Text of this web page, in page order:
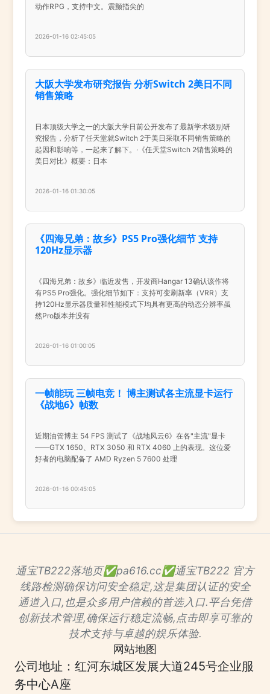
动作RPG，支持中文。震颤指尖的
2026-01-16 02:45:05
大阪大学发布研究报告 分析Switch 2美日不同
销售策略
日本顶级大学之一的大阪大学日前公开发布了最新学术级别研
究报告，分析了任天堂就Switch 2于美日采取不同销售策略的
起因和影响等，一起来了解下。·《任天堂Switch 2销售策略的
美日对比》概要：日本
2026-01-16 01:30:05
《四海兄弟：故乡》PS5 Pro强化细节 支持
120Hz显示器
《四海兄弟：故乡》临近发售，开发商Hangar 13确认该作将
有PS5 Pro强化。强化细节如下：支持可变刷新率（VRR）支
持120Hz显示器质量和性能模式下均具有更高的动态分辨率虽
然Pro版本并没有
2026-01-16 01:00:05
一帧能玩 三帧电竞！ 博主测试各主流显卡运行
《战地6》帧数
近期油管博主 54 FPS 测试了《战地风云6》在各"主流"显卡
——GTX 1650、RTX 3050 和 RTX 4060 上的表现。这位爱
好者的电脑配备了 AMD Ryzen 5 7600 处理
2026-01-16 00:45:05
通宝TB222落地页✅pa616.cc✅通宝TB222 官方
线路检测确保访问安全稳定,这是集团认证的安全
通道入口,也是众多用户信赖的首选入口.平台凭借
创新技术管理,确保运行稳定流畅,点击即享可靠的
技术支持与卓越的娱乐体验.
网站地图
公司地址：红河东城区发展大道245号企业服
务中心A座